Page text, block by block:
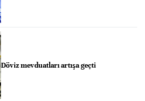
Döviz mevduatları artışa geçti